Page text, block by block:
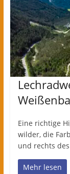
Eine richtige
wilder, die
und rechts
Mehr lesen